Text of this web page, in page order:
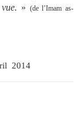
» (de l’Imam as-
2014